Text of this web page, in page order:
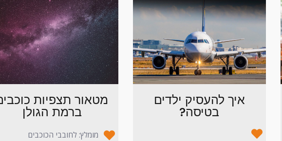
איך להעסיק ילדים
בטיסה?
מטאור תצפיות
ברמת הגולן
מומלץ: לחובבי הכוכבים